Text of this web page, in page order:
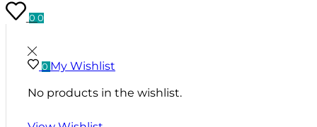
0 0
0 My Wishlist
No products in the wishlist.